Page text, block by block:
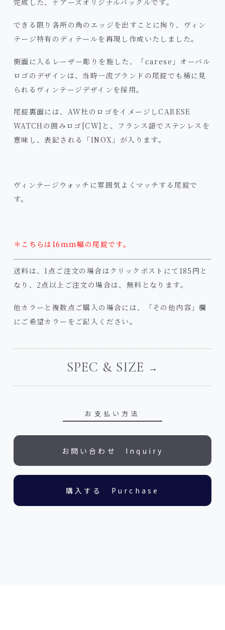
完成した、ケアーズオリジナルバックルです。
できる限り各所の角のエッジを出すことに拘り、ヴィン
テージ特有のディテールを再現し作成いたしました。
側面に入るレーザー彫りを施した、「carese」オーバル
ロゴのデザインは、当時一流ブランドの尾錠でも稀に見
られるヴィンテージデザインを採用。
尾錠裏面には、AW社のロゴをイメージしCARESE
WATCHの囲みロゴ[CW]と、フランス語でステンレスを
意味し、表記される「INOX」が入ります。
ヴィンテージウォッチに雰囲気よくマッチする尾錠で
す。
＊こちらは16mm幅の尾錠です。
送料は、1点ご注文の場合はクリックポストにて185円と
なり、2点以上ご注文の場合は、無料となります。
他カラーと複数点ご購入の場合には、「その他内容」欄
にご希望カラーをご記入ください。
SPEC & SIZE
お支払い方法